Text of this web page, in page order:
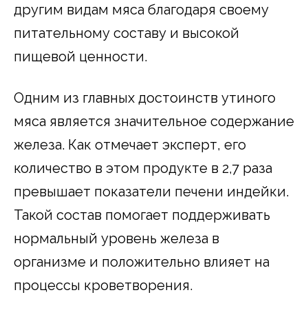
другим видам мяса благодаря своему
питательному составу и высокой
пищевой ценности.
Одним из главных достоинств утиного
мяса является значительное содержание
железа. Как отмечает эксперт, его
количество в этом продукте в 2,7 раза
превышает показатели печени индейки.
Такой состав помогает поддерживать
нормальный уровень железа в
организме и положительно влияет на
процессы кроветворения.